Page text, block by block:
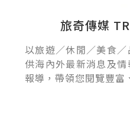
旅奇傳媒
以旅遊／休閒／美食
供海內外最新消息及
報導，帶領您閱覽豐富